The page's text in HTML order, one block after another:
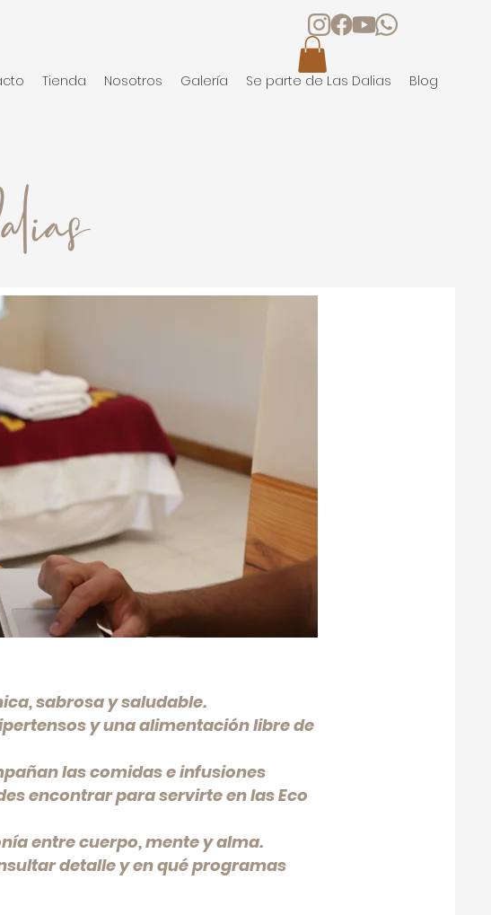
Tienda Nosotros Galería Se parte de Las Dalias Blog
sabrosa y saludable.
y una alimentación libre de
las comidas e infusiones
encontrar para servirte en las Eco
entre cuerpo, mente y alma.
detalle y en qué programas